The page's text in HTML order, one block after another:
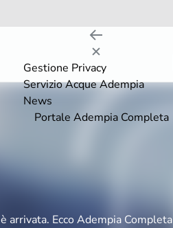
Gestione Privacy
Servizio Acque Adempia
News
Portale Adempia Completa
arrivata. Ecco Adempia Completa